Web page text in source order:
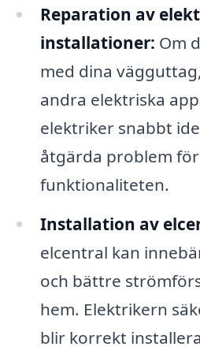
Reparation av
installationer: Om
med dina
andra elektriska
elektriker snabbt
åtgärda problem
funktionaliteten.
Installation av
elcentral kan
och bättre
hem. Elektrikern
blir korrekt